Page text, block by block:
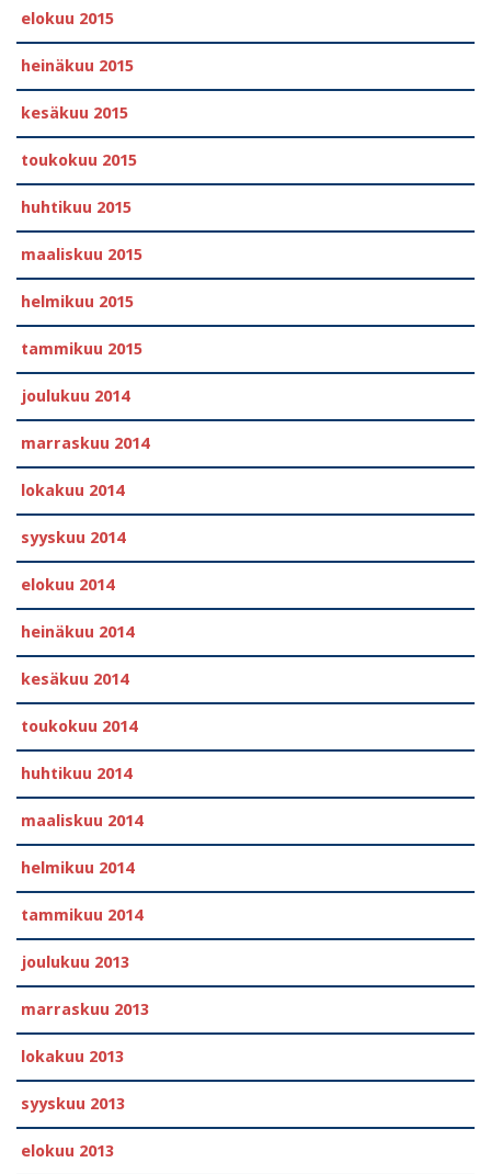
elokuu 2015
heinäkuu 2015
kesäkuu 2015
toukokuu 2015
huhtikuu 2015
maaliskuu 2015
helmikuu 2015
tammikuu 2015
joulukuu 2014
marraskuu 2014
lokakuu 2014
syyskuu 2014
elokuu 2014
heinäkuu 2014
kesäkuu 2014
toukokuu 2014
huhtikuu 2014
maaliskuu 2014
helmikuu 2014
tammikuu 2014
joulukuu 2013
marraskuu 2013
lokakuu 2013
syyskuu 2013
elokuu 2013